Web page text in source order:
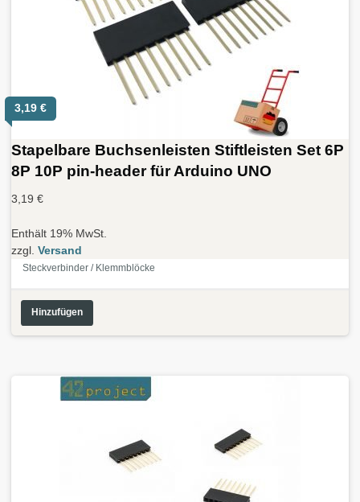
3,19 €
Stapelbare Buchsenleisten Stiftleisten Set 6P
8P 10P pin-header für Arduino UNO
3,19 €
Enthält 19% MwSt.
zzgl. Versand
Steckverbinder / Klemmblöcke
Hinzufügen